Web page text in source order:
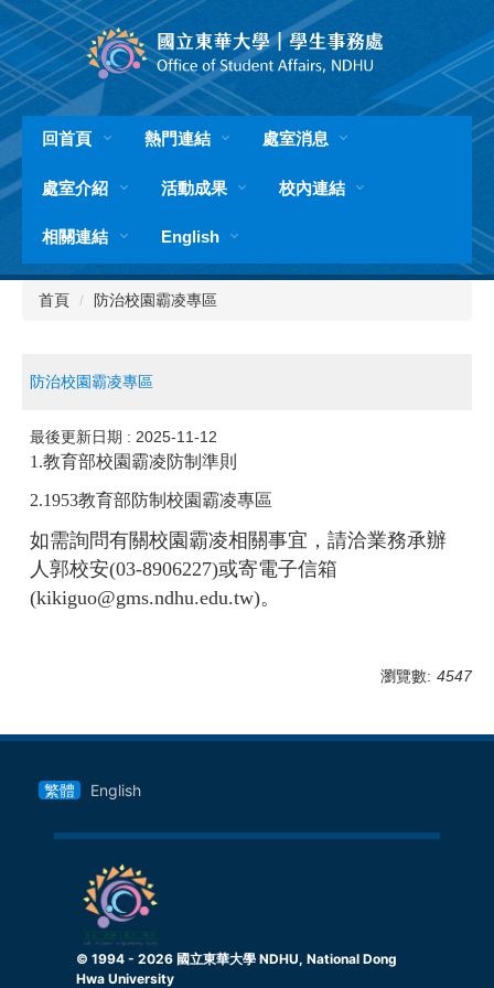
跳
到
主
要
內
容
區
回首頁 熱門連結 處室消息
處室介紹 活動成果 校內連結
相關連結 English
首頁 防治校園霸凌專區
防治校園霸凌專區
最後更新日期 : 2025-11-12
1.教育部校園霸凌防制準則
2.1953教育部防制校園霸凌專區
如需詢問有關校園霸凌相關事宜，請洽業務承辦
人郭校安(03-8906227)或寄電子信箱
(kikiguo@gms.ndhu.edu.tw)。
瀏覽數: 4547
繁體 English
© 1994 - 2026 國立東華大學 NDHU, National Dong
Hwa University